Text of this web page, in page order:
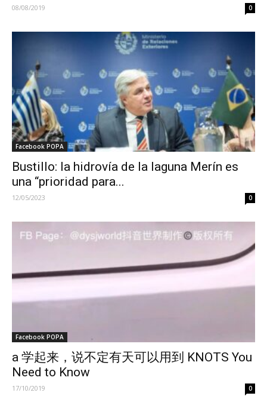
08/08/2019 0
Facebook POPA
Bustillo: la hidrovía de la laguna Merín es
una “prioridad para...
12/05/2023 0
Facebook POPA
a 学起来，说不定有天可以用到 KNOTS You
Need to Know
17/10/2019 0